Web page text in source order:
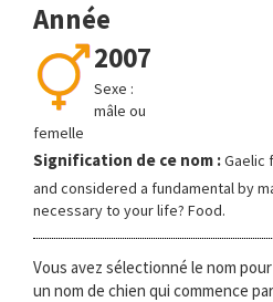
Année
2007
Sexe :
mâle ou
femelle
Signification de ce nom :Gaelic
and considered a fundamental by
necessary to your life? Food.
Vous avez sélectionné le nom
un nom de chien qui commence